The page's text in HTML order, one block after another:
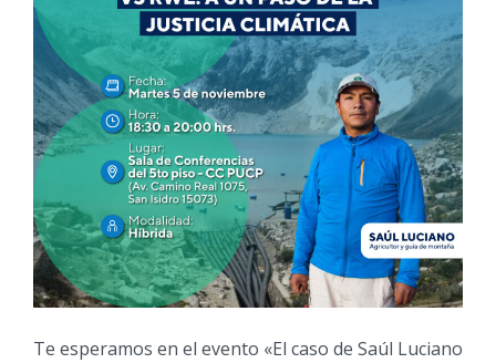
Te esperamos en el evento «El caso de Saúl Luciano